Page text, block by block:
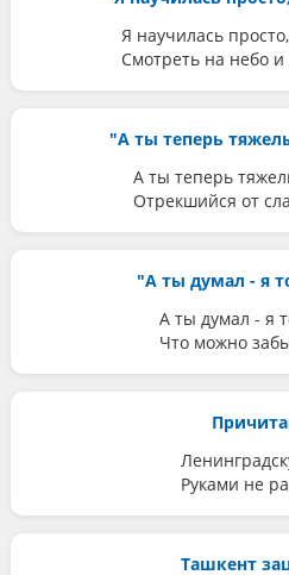
Я научилась
Смотреть на небо и
"А ты теперь
А ты теперь
Отрекшийся от
"А ты думал - я
А ты думал - я
Что можно
Руками не
Ташкент